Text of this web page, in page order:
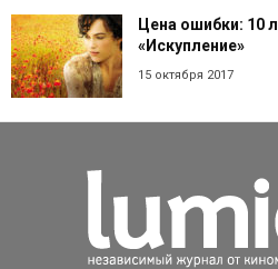
Цена ошибки: 10
«Искупление»
15 октября 2017